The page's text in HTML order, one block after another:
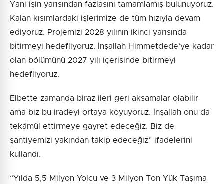
Yani işin yarısından fazlasını tamamlamış bulunuyoruz.
Kalan kısımlardaki işlerimize de tüm hızıyla devam
ediyoruz. Projemizi 2028 yılının ikinci yarısında
bitirmeyi hedefliyoruz. İnşallah Himmetdede’ye kadar
olan bölümünü 2027 yılı içerisinde bitirmeyi
hedefliyoruz.
Elbette zamanda biraz ileri geri aksamalar olabilir
ama biz bu iradeyi ortaya koyuyoruz. İnşallah onu da
tekâmül ettirmeye gayret edeceğiz. Biz de
şantiyemizi yakından takip edeceğiz” ifadelerini
kullandı.
“Yılda 5,5 Milyon Yolcu ve 3 Milyon Ton Yük Taşıma